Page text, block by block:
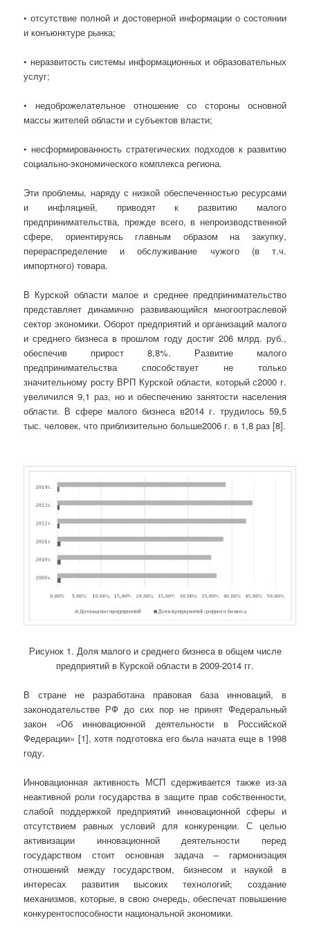
• отсутствие полной и достоверной информации о состоянии
и конъюнктуре рынка;
• неразвитость системы информационных и образовательных
услуг;
• недоброжелательное отношение со стороны основной
массы жителей области и субъектов власти;
• несформированность стратегических подходов к развитию
социально-экономического комплекса региона.
Эти проблемы, наряду с низкой обеспеченностью ресурсами
и инфляцией, приводят к развитию малого
предпринимательства, прежде всего, в непроизводственной
сфере, ориентируясь главным образом на закупку,
перераспределение и обслуживание чужого (в т.ч.
импортного) товара.
В Курской области малое и среднее предпринимательство
представляет динамично развивающийся многоотраслевой
сектор экономики. Оборот предприятий и организаций малого
и среднего бизнеса в прошлом году достиг 206 млрд. руб.,
обеспечив прирост 8,8%. Развитие малого
предпринимательства способствует не только
значительному росту ВРП Курской области, который с2000 г.
увеличился 9,1 раз, но и обеспечению занятости населения
области. В сфере малого бизнеса в2014 г. трудилось 59,5
тыс. человек, что приблизительно больше2006 г. в 1,8 раз [8].
Рисунок 1. Доля малого и среднего бизнеса в общем числе
предприятий в Курской области в 2009-2014 гг.
В стране не разработана правовая база инноваций, в
законодательстве РФ до сих пор не принят Федеральный
закон «Об инновационной деятельности в Российской
Федерации» [1], хотя подготовка его была начата еще в 1998
году.
Инновационная активность МСП сдерживается также из-за
неактивной роли государства в защите прав собственности,
слабой поддержкой предприятий инновационной сферы и
отсутствием равных условий для конкуренции. С целью
активизации инновационной деятельности перед
государством стоит основная задача – гармонизация
отношений между государством, бизнесом и наукой в
интересах развития высоких технологий; создание
механизмов, которые, в свою очередь, обеспечат повышение
конкурентоспособности национальной экономики.